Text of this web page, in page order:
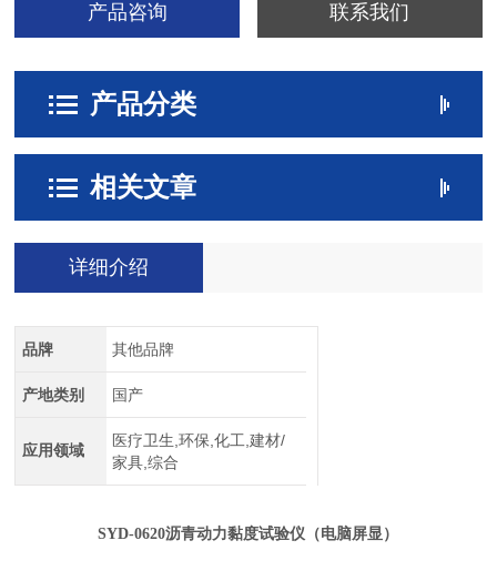
产品咨询 联系我们
产品分类
相关文章
详细介绍
品牌 其他品牌
产地类别 国产
应用领域
医疗卫生,环保,化工,建材/
家具,综合
SYD-0620沥青动力黏度试验仪 （电脑屏显）